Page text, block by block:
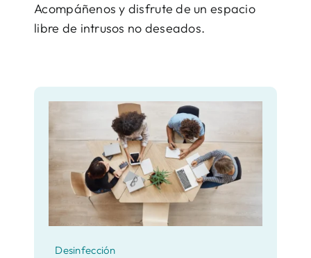
Acompáñenos y disfrute de un espacio
libre de intrusos no deseados.
Desinfección